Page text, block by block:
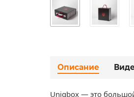
Описание
Uniqbox — это